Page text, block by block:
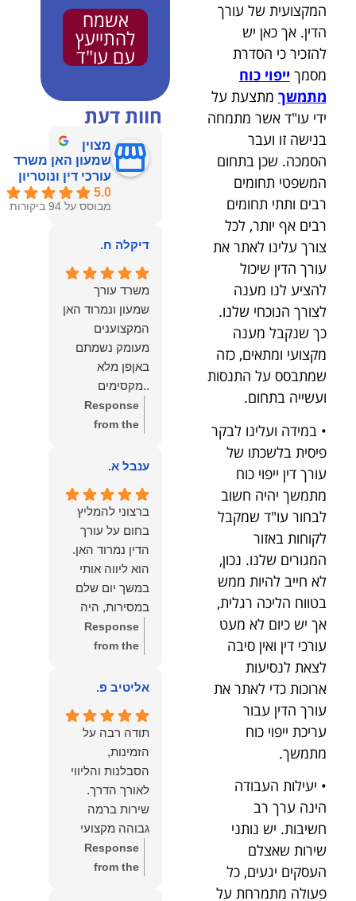
המקצועית של עורך
הדין. אך כאן יש
להזכיר כי הסדרת
מסמך ייפוי כוח
מתמשך מתצעת על
ידי עו"ד אשר מתמחה
בנישה זו ועבר
הסמכה. שכן בתחום
המשפטי תחומים
רבים ותתי תחומים
רבים אף יותר, לכל
צורך עלינו לאתר את
עורך הדין שיכול
להציע לנו מענה
לצורך הנוכחי שלנו.
כך שנקבל מענה
מקצועי ומתאים, כזה
שמתבסס על התנסות
ועשייה בתחום.
• במידה ועלינו לבקר
פיסית בלשכתו של
עורך דין ייפוי כוח
מתמשך יהיה חשוב
לבחור עו"ד שמקבל
לקוחות באזור
המגורים שלנו. נכון,
לא חייב להיות ממש
בטווח הליכה רגלית,
אך יש כיום לא מעט
עורכי דין ואין סיבה
לצאת לנסיעות
ארוכות כדי לאתר את
עורך הדין עבור
עריכת ייפוי כוח
מתמשך.
• יעילות העבודה
הינה ערך רב
חשיבות. יש נותני
שירות שאצלם
העסקים יגעים, כל
פעולה מתמרחת על
אשמח
להתייעץ
עם עו"ד
חוות דעת
מצוין
שמעון האן משרד
עורכי דין ונוטריון
5.0
מבוסס על 94 ביקורות
דיקלה ח.
משרד עורך
שמעון ונמרוד האן
המקצוענים
מעומק נשמתם
באןפן מלא
..מקסימים
ונעימים אוזן
קשבת, ונונתנים
מלא ואמיתי..שפו
עליכם..אני
שמחה שאתם
איתי ותזכו לטוב
כפי
שאתם....תבורכו
ברכה והצלחה
וחיבוק ממני🙂😘
💓
Response
from the
רבה על המילים
והמרגשות.
שמחנו מאוד
לקרוא את
דברייך. אנו
מעריכים את
האמון שנתת בנו
ונמשיך לעמוד
לצידך וללוות
אותך במסירות.
הלב הרבה
הצלחה, ברכה
ובשורות טובות.
שמעון האן
משרד עורכי דין
ונוטריון
ענבל א.
ברצוני להמליץ
בחום על עורך
הדין נמרוד האן.
הוא ליווה אותי
במשך יום שלם
במסירות, היה
זמין לכל שאלה,
הכווין אותי בכל
תחושת ביטחון
התהליך.
המקצועיות,
הסבלנות,
היסודיות
והאכפתיות שלו
בלטו מהרגע
הראשון. הרגשתי
שיש לי על מי
לסמוך, ואני
Response
from the
הוא שלנו, נעמוד
ולשירותך בכל
עת גם בהמשך.
שמעון האן
משרד עורכי דין
ונוטריון
אליטיב פ.
תודה רבה על
הזמינות,
הסבלנות והליווי
שירות ברמה
גבוהה מקצועי
ואמין.
Response
from the